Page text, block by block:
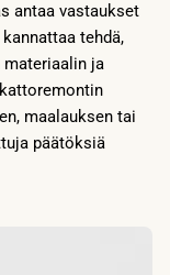
antaa vastaukset
tehdä,
ja
maalauksen tai
päätöksiä